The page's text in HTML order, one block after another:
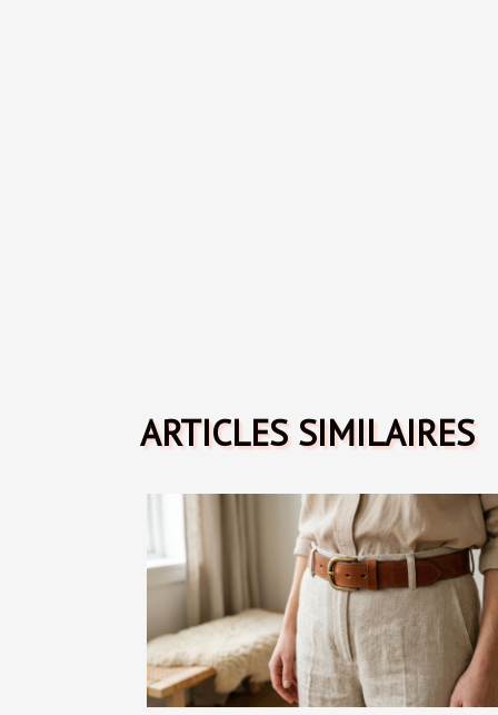
ARTICLES SIMILAIRES